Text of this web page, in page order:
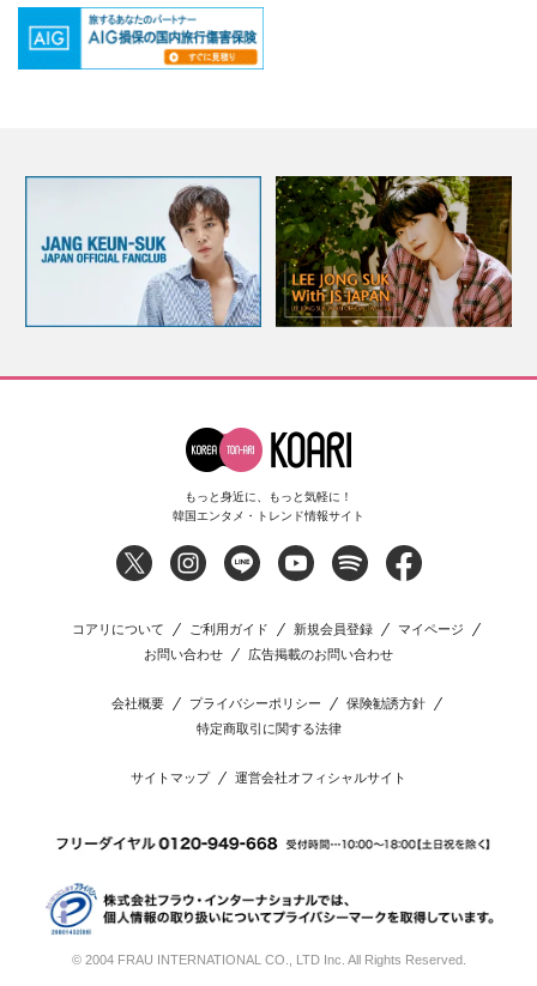
もっと身近に、もっと気軽に！
韓国エンタメ・トレンド情報サイト
コアリについて ご利用ガイド 新規会員登録
マイページ
お問い合わせ
広告掲載のお問い合わせ
会社概要 プライバシーポリシー
保険勧誘方針
特定商取引に関する法律
サイトマップ 運営会社オフィシャルサイト
© 2004 FRAU INTERNATIONAL CO., LTD Inc. All Rights Reserved.